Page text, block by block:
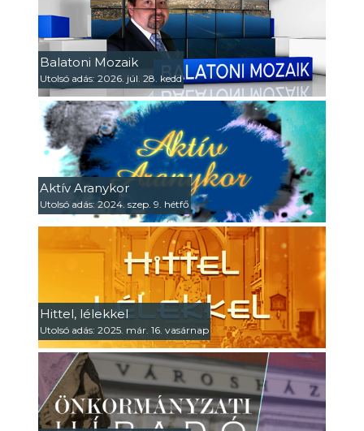
Balatoni Mozaik
Utolsó adás: 2026. júl. 28. kedd
Aktív Aranykor
Utolsó adás: 2024. szep. 9. hétfő
Hittel, lélekkel
Utolsó adás: 2025. már. 16. vasárnap